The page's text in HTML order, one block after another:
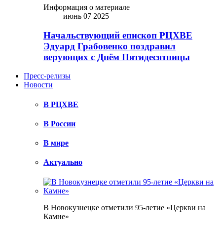
Информация о материале
июнь 07 2025
Начальствующий епископ РЦХВЕ
Эдуард Грабовенко поздравил
верующих с Днём Пятидесятницы
Пресс-релизы
Новости
В РЦХВЕ
В России
В мире
Актуально
В Новокузнецке отметили 95-летие «Церкви на
Камне»